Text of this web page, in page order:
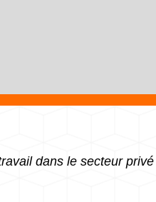
dans le secteur